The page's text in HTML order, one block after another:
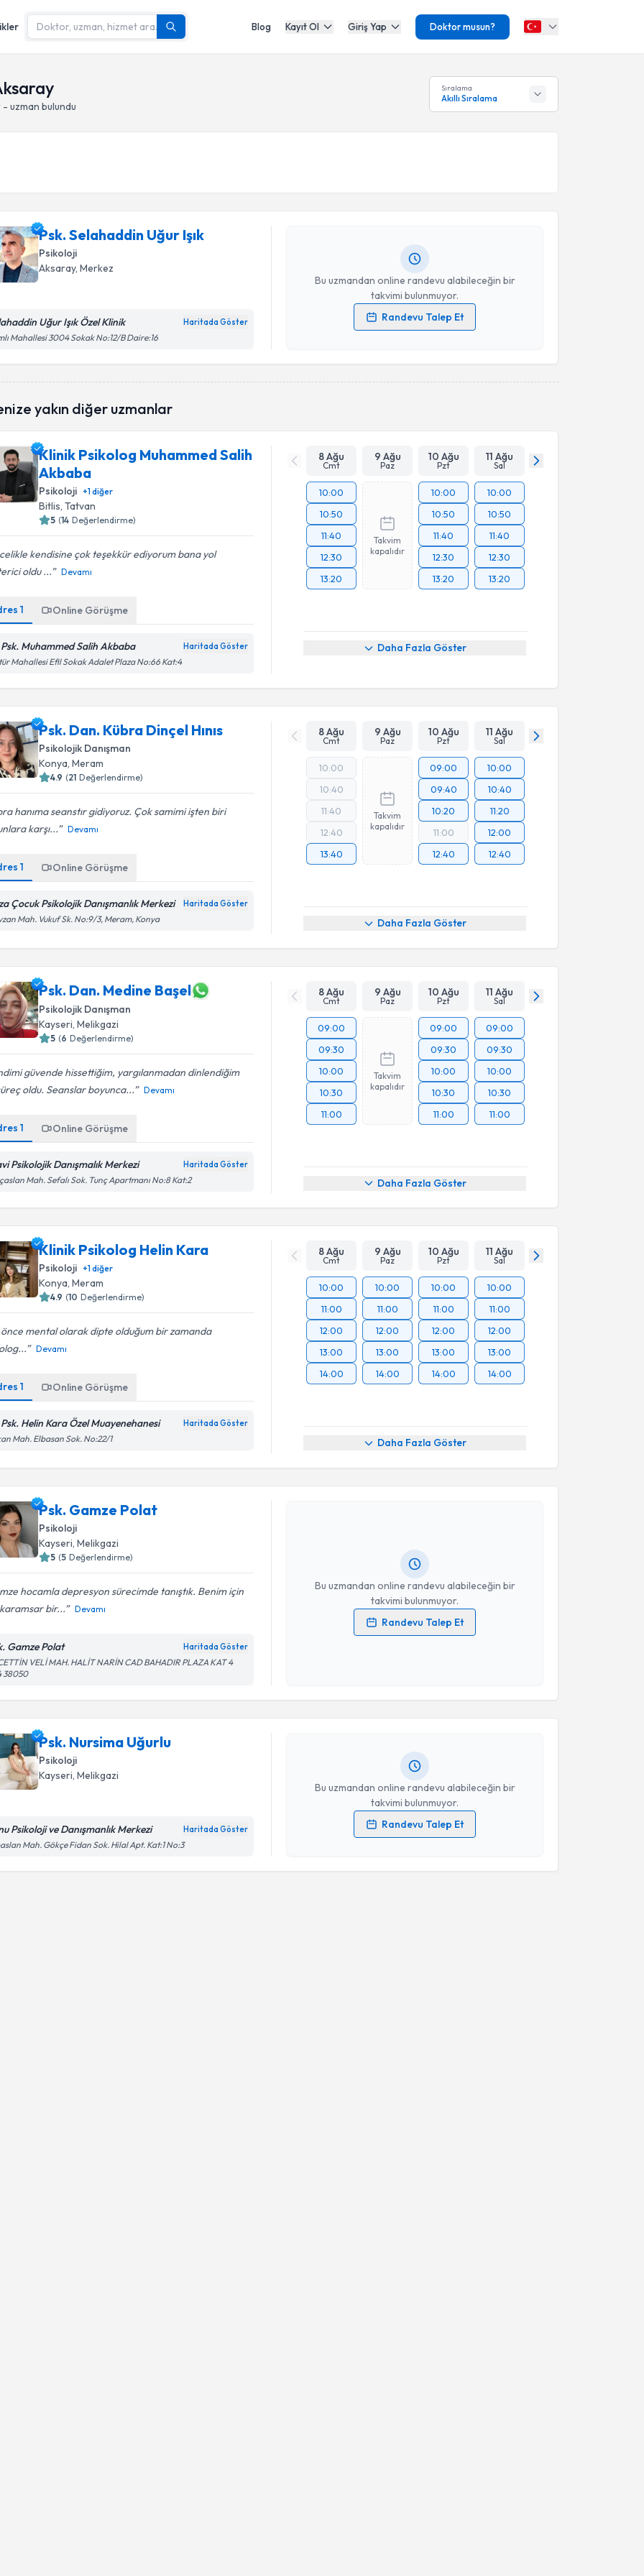
Blog Kayıt Ol Giriş Yap Doktor musun?
uzman bulundu
Sıralama
Akıllı Sıralama
Psk. Selahaddin Uğur Işık
Psikoloji
Aksaray, Merkez
Uğur Işık Özel Klinik Haritada Göster
Mahallesi 3004 Sokak No:12/B Daire:16
Bu uzmandan online randevu alabileceğin bir
takvimi bulunmuyor.
Randevu Talep Et
Kişisel verilerimin işlenmesine ilişkinAydınlatma Metni
işlenmesini kabul ediyorum.
yakın diğer uzmanlar
Klinik Psikolog Muhammed Salih
Akbaba
Psikoloji +1diğer
Bitlis, Tatvan
5 (14 Değerlendirme)
kendisine çok teşekkür ediyorum bana yol
oldu ...
Devamı
1 Online Görüşme
Muhammed Salih Akbaba Haritada Göster
Mahallesi Efil Sokak Adalet Plaza No:66 Kat:4
8 Ağu
Cmt
9 Ağu
Paz
10 Ağu
Pzt
11 Ağu
Sal
10:00
10:50
11:40
12:30
13:20
Takvim
kapalıdır
10:00
10:50
11:40
12:30
13:20
10:00
10:50
11:40
12:30
13:20
Daha Fazla Göster
Psk. Dan. Kübra Dinçel Hınıs
Psikolojik Danışman
Konya, Meram
4.9 (21 Değerlendirme)
hanıma seanstır gidiyoruz. Çok samimi işten biri
karşı...
Devamı
1 Online Görüşme
Çocuk Psikolojik Danışmanlık Merkezi Haritada Göster
Mah. Vukuf Sk. No:9/3, Meram, Konya
8 Ağu
Cmt
9 Ağu
Paz
10 Ağu
Pzt
11 Ağu
Sal
10:00
10:40
11:40
12:40
13:40
Takvim
kapalıdır
09:00
09:40
10:20
11:00
12:40
10:00
10:40
11:20
12:00
12:40
Daha Fazla Göster
Psk. Dan. Medine Başel
Psikolojik Danışman
Kayseri , Melikgazi
5 (6 Değerlendirme)
güvende hissettiğim, yargılanmadan dinlendiğim
oldu. Seanslar boyunca...
Devamı
1 Online Görüşme
Psikolojik Danışmalık Merkezi Haritada Göster
Mah. Sefalı Sok. Tunç Apartmanı No:8 Kat:2
8 Ağu
Cmt
9 Ağu
Paz
10 Ağu
Pzt
11 Ağu
Sal
09:00
09:30
10:00
10:30
11:00
Takvim
kapalıdır
09:00
09:30
10:00
10:30
11:00
09:00
09:30
10:00
10:30
11:00
Daha Fazla Göster
Klinik Psikolog Helin Kara
Psikoloji +1diğer
Konya, Meram
4.9 (10 Değerlendirme)
mental olarak dipte olduğum bir zamanda
Devamı
1 Online Görüşme
Helin Kara Özel Muayenehanesi Haritada Göster
Mah. Elbasan Sok. No:22/1
8 Ağu
Cmt
9 Ağu
Paz
10 Ağu
Pzt
11 Ağu
Sal
10:00
11:00
12:00
13:00
14:00
10:00
11:00
12:00
13:00
14:00
10:00
11:00
12:00
13:00
14:00
10:00
11:00
12:00
13:00
14:00
Daha Fazla Göster
Psk. Gamze Polat
Psikoloji
Kayseri , Melikgazi
5 (5 Değerlendirme)
hocamla depresyon sürecimde tanıştık. Benim için
bir...
Devamı
Gamze Polat Haritada Göster
VELİ MAH. HALİT NARİN CAD BAHADIR PLAZA KAT 4
38050
Bu uzmandan online randevu alabileceğin bir
takvimi bulunmuyor.
Randevu Talep Et
Kişisel verilerimin işlenmesine ilişkinAydınlatma Metni
Psk. Nursima Uğurlu
Psikoloji
Kayseri , Melikgazi
Psikoloji ve Danışmanlık Merkezi Haritada Göster
Mah. Gökçe Fidan Sok. Hilal Apt. Kat:1 No:3
Bu uzmandan online randevu alabileceğin bir
takvimi bulunmuyor.
Randevu Talep Et
Kişisel verilerimin işlenmesine ilişkinAydınlatma Metni